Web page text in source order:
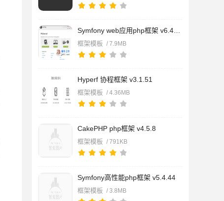
框架模板 / 7.9MB
Hyperf 协程框架 v3.1.51
框架模板 / 4.36MB
CakePHP php框架 v4.5.8
框架模板 / 791KB
Symfony高性能php框架 v5.4.44
框架模板 / 3.8MB